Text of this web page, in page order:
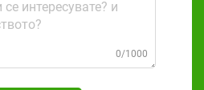
0/1000